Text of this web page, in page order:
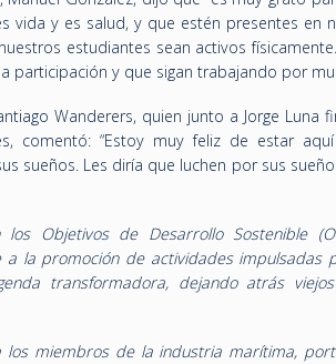
vida y es salud, y que estén presentes en
estudiantes sean activos
participación y que sigan trabajando por
Wanderers, quien junto a Jorge Luna
comentó: “Estoy muy feliz de estar
sueños. Les diría que luchen por sus
los Objetivos de Desarrollo Sostenible
a la promoción de actividades impulsadas
transformadora, dejando atrás
los miembros de la industria marítima,